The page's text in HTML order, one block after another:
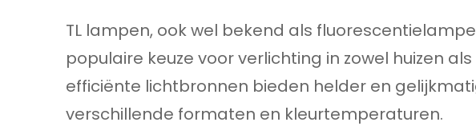
TL lampen, ook wel bekend als
populaire keuze voor verlichting in zowel huizen
efficiënte lichtbronnen bieden helder en
verschillende formaten en kleurtemperaturen.